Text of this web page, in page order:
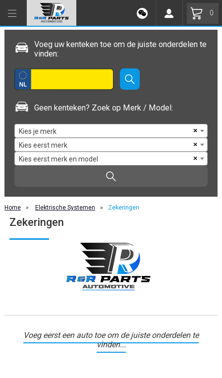
0
Voeg uw kenteken toe om de juiste onderdelen te
vinden:
Geen kenteken? Zoek op Merk / Model:
×
Kies je merk
×
Kies eerst merk
×
Kies eerst merk en model
Home » Elektrische Systemen » Zekeringen
Zekeringen
Voeg eerst een auto toe om de juiste onderdelen te
vinden...